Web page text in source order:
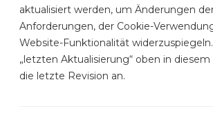
aktualisiert werden, um Änderungen
Anforderungen, der Cookie-
Website-Funktionalität
„letzten Aktualisierung“ oben in
die letzte Revision an.